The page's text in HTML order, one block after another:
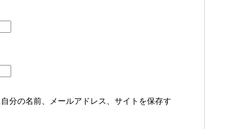
分の名前、メールアドレス、サイトを保存す